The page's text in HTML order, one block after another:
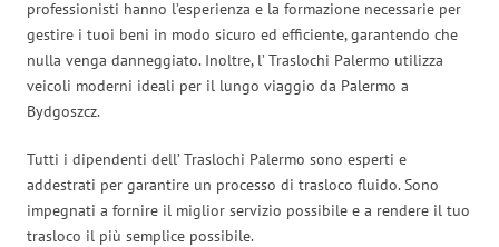
professionisti hanno l’esperienza e la formazione necessarie per
gestire i tuoi beni in modo sicuro ed efficiente, garantendo che
nulla venga danneggiato. Inoltre, l’ Traslochi Palermo utilizza
veicoli moderni ideali per il lungo viaggio da Palermo a
Bydgoszcz.
Tutti i dipendenti dell’ Traslochi Palermo sono esperti e
addestrati per garantire un processo di trasloco fluido. Sono
impegnati a fornire il miglior servizio possibile e a rendere il tuo
trasloco il più semplice possibile.